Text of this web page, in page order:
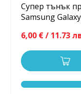
Супер тънък
Samsung
6,00 € / 11.73